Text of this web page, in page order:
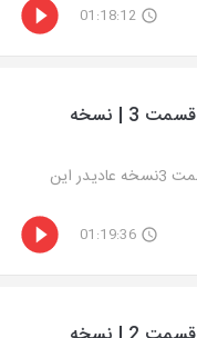
01:18:12
اپیزود 15 | اد گین | قسمت 3 | نسخه
اپیزود 15 | اد گین | قسمت 3نسخه عادیدر این
01:19:36